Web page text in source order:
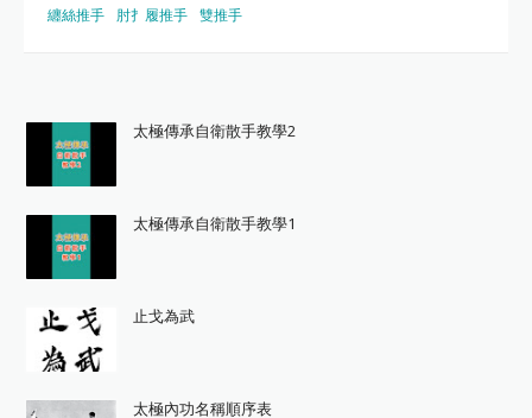
纏絲推手
肘扌履推手 雙推手
太極傳承自衛散手教學2
太極傳承自衛散手教學1
止戈為武
太極內功名稱順序表